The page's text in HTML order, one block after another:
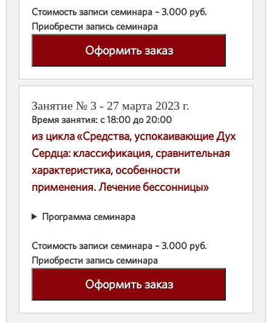
Стоимость записи семинара – 3.000 руб.
Приобрести запись семинара
Оформить заказ
Занятие № 3 - 27 марта 2023 г.
Время занятия: с 18:00 до 20:00
из цикла «Средства, успокаивающие Дух
Сердца: классификация, сравнительная
характеристика, особенности
применения. Лечение бессонницы»
Программа семинара
Стоимость записи семинара – 3.000 руб.
Приобрести запись семинара
Оформить заказ